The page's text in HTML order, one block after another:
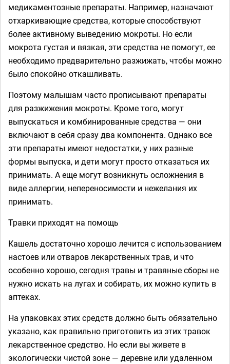
медикаментозные препараты. Например, назначают
отхаркивающие средства, которые способствуют
более активному выведению мокроты. Но если
мокрота густая и вязкая, эти средства не помогут, ее
необходимо предварительно разжижать, чтобы можно
было спокойно откашливать.
Поэтому малышам часто прописывают препараты
для разжижения мокроты. Кроме того, могут
выпускаться и комбинированные средства — они
включают в себя сразу два компонента. Однако все
эти препараты имеют недостатки, у них разные
формы выпуска, и дети могут просто отказаться их
принимать. А еще могут возникнуть осложнения в
виде аллергии, непереносимости и нежелания их
принимать.
Травки приходят на помощь
Кашель достаточно хорошо лечится с использованием
настоев или отваров лекарственных трав, и что
особенно хорошо, сегодня травы и травяные сборы не
нужно искать на лугах и собирать, их можно купить в
аптеках.
На упаковках этих средств должно быть обязательно
указано, как правильно приготовить из этих травок
лекарственное средство. Но если вы живете в
экологически чистой зоне — деревне или удаленном